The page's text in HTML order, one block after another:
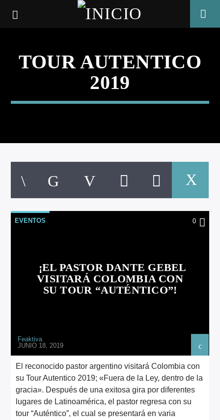
CANCIÓN ACTUAL
TÍTULO
TOUR AUTENTICO
2019
EVENTOS 0
¡EL PASTOR DANTE GEBEL
VISITARÁ COLOMBIA CON
SU TOUR “AUTÉNTICO”!
Feaktiva
JUNIO 18, 2019
El reconocido pastor argentino visitará Colombia con
su Tour Autentico 2019; «Fuera de la Ley, dentro de la
gracia». Después de una exitosa gira por diferentes
lugares de Latinoamérica, el pastor regresa con su
tour “Auténtico”, el cual se presentará en varia